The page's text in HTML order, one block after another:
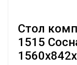
Стол
1515